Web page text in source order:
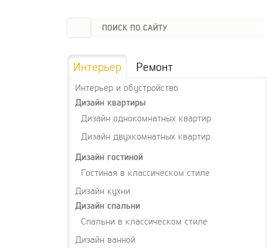
Интерьер Ремонт
Интерьер и обустройство
Дизайн квартиры
Дизайн однокомнатных квартир
Дизайн двухкомнатных квартир
Дизайн гостиной
Гостиная в классическом стиле
Дизайн кухни
Дизайн спальни
Спальни в классическом стиле
Дизайн ванной